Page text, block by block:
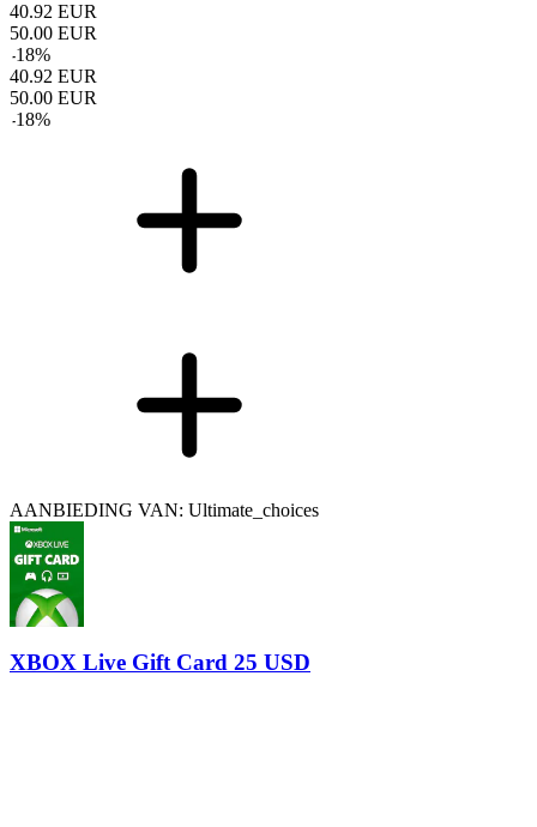
40.92 EUR
50.00 EUR
-18%
40.92 EUR
50.00 EUR
-18%
AANBIEDING VAN: Ultimate_choices
XBOX Live Gift Card 25 USD